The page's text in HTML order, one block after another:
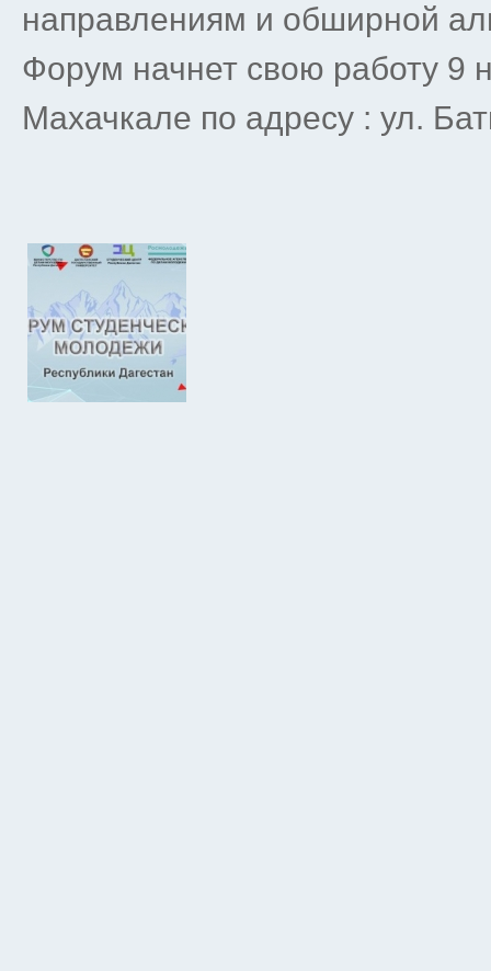
направлениям и обширной
Форум начнет свою работу 9
Махачкале по адресу : ул.